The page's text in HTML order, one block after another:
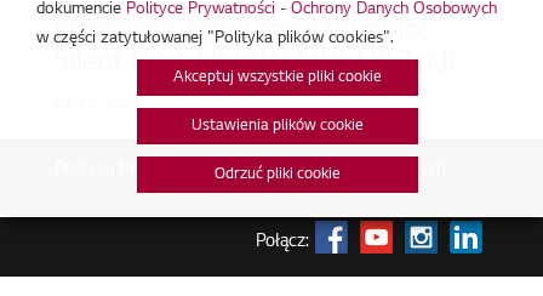
Instrukcja_Montazu_Monobloc
Silent R32_HM091MRS.U33.pdf
lut 19, 2026
Polityka Prywatności - Ochrona danych osobowych.
Połącz:
dokumencie Polityce Prywatności - Ochrony Danych Osobowych
w części zatytułowanej "Polityka plików cookies".
Akceptuj wszystkie pliki cookie
Ustawienia plików cookie
Odrzuć pliki cookie